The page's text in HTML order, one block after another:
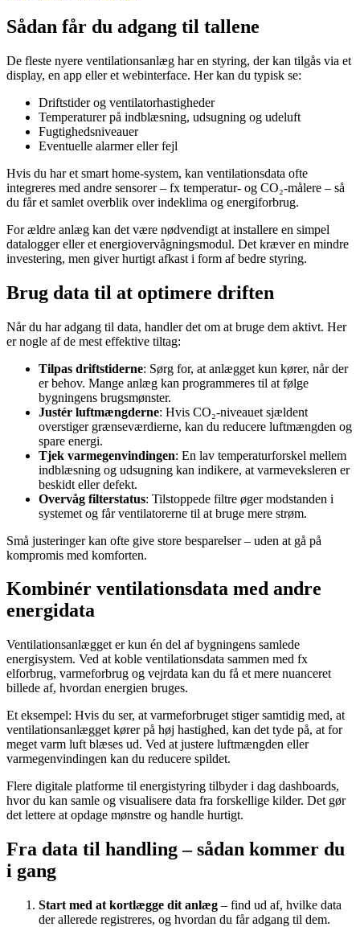
Sådan får du adgang til tallene
De fleste nyere ventilationsanlæg har en styring, der kan tilgås via et
display, en app eller et webinterface. Her kan du typisk se:
Driftstider og ventilatorhastigheder
Temperaturer på indblæsning, udsugning og udeluft
Fugtighedsniveauer
Eventuelle alarmer eller fejl
Hvis du har et smart home-system, kan ventilationsdata ofte
integreres med andre sensorer – fx temperatur- og CO₂-målere – så
du får et samlet overblik over indeklima og energiforbrug.
For ældre anlæg kan det være nødvendigt at installere en simpel
datalogger eller et energiovervågningsmodul. Det kræver en mindre
investering, men giver hurtigt afkast i form af bedre styring.
Brug data til at optimere driften
Når du har adgang til data, handler det om at bruge dem aktivt. Her
er nogle af de mest effektive tiltag:
Tilpas driftstiderne: Sørg for, at anlægget kun kører, når der
er behov. Mange anlæg kan programmeres til at følge
bygningens brugsmønster.
Justér luftmængderne: Hvis CO₂-niveauet sjældent
overstiger grænseværdierne, kan du reducere luftmængden og
spare energi.
Tjek varmegenvindingen: En lav temperaturforskel mellem
indblæsning og udsugning kan indikere, at varmeveksleren er
beskidt eller defekt.
Overvåg filterstatus: Tilstoppede filtre øger modstanden i
systemet og får ventilatorerne til at bruge mere strøm.
Små justeringer kan ofte give store besparelser – uden at gå på
kompromis med komforten.
Kombinér ventilationsdata med andre
energidata
Ventilationsanlægget er kun én del af bygningens samlede
energisystem. Ved at koble ventilationsdata sammen med fx
elforbrug, varmeforbrug og vejrdata kan du få et mere nuanceret
billede af, hvordan energien bruges.
Et eksempel: Hvis du ser, at varmeforbruget stiger samtidig med, at
ventilationsanlægget kører på høj hastighed, kan det tyde på, at for
meget varm luft blæses ud. Ved at justere luftmængden eller
varmegenvindingen kan du reducere spildet.
Flere digitale platforme til energistyring tilbyder i dag dashboards,
hvor du kan samle og visualisere data fra forskellige kilder. Det gør
det lettere at opdage mønstre og handle hurtigt.
Fra data til handling – sådan kommer du
i gang
Start med at kortlægge dit anlæg – find ud af, hvilke data
der allerede registreres, og hvordan du får adgang til dem.